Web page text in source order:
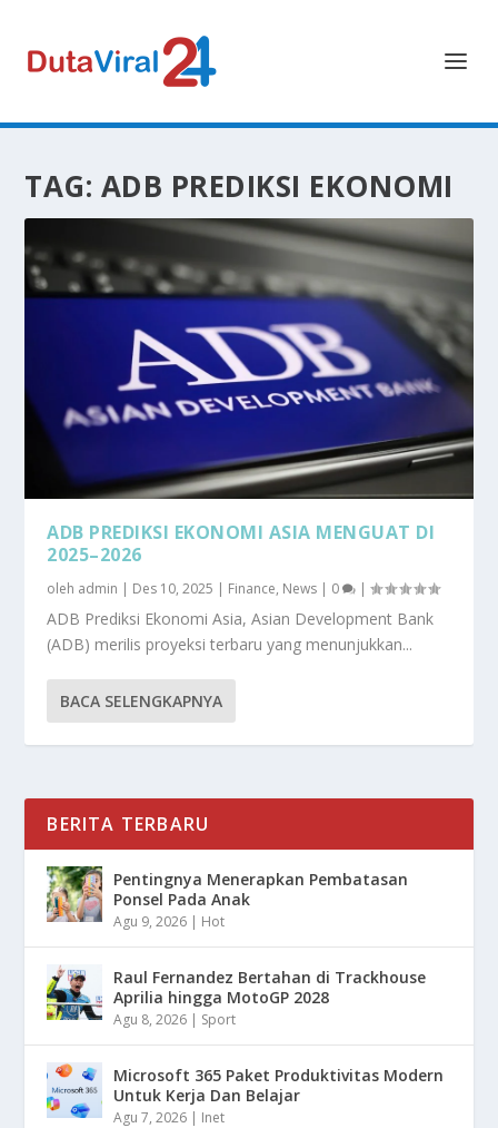
TAG: ADB PREDIKSI EKONOMI
ADB PREDIKSI EKONOMI ASIA MENGUAT DI
2025–2026
oleh admin | Des 10, 2025 | Finance, News | 0 |
ADB Prediksi Ekonomi Asia, Asian Development Bank
(ADB) merilis proyeksi terbaru yang menunjukkan...
BACA SELENGKAPNYA
BERITA TERBARU
Pentingnya Menerapkan Pembatasan
Ponsel Pada Anak
Agu 9, 2026 | Hot
Raul Fernandez Bertahan di Trackhouse
Aprilia hingga MotoGP 2028
Agu 8, 2026 | Sport
Microsoft 365 Paket Produktivitas Modern
Untuk Kerja Dan Belajar
Agu 7, 2026 | Inet